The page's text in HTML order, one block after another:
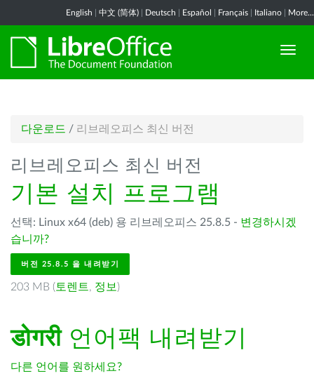
English 中文 (简体) Deutsch Español Français Italiano More...
다운로드 / 리브레오피스 최신 버전
리브레오피스 최신 버전
기본 설치 프로그램
선택: Linux x64 (deb) 용 리브레오피스 25.8.5 - 변경하시겠
습니까?
버전 25.8.5 을 내려받기
203 MB ( 토렌트, 정보 )
डोगरी언어팩 내려받기
다른 언어를 원하세요?